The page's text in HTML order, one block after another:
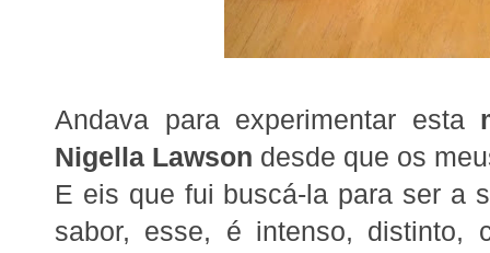
Andava para experimentar esta
Nigella Lawson desde que os
E eis que fui buscá-la para ser a
sabor, esse, é intenso, distinto,